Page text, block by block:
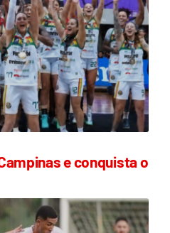
e conquista o